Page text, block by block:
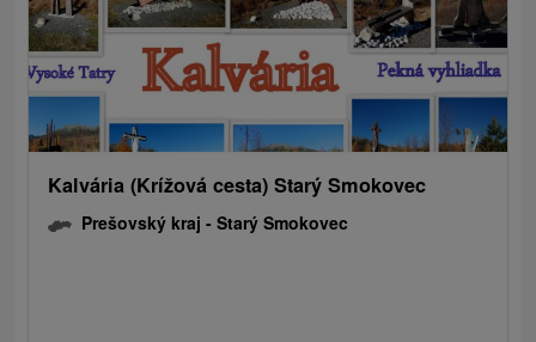
Kalvária (Krížová cesta) Starý Smokovec
Prešovský kraj -Starý Smokovec